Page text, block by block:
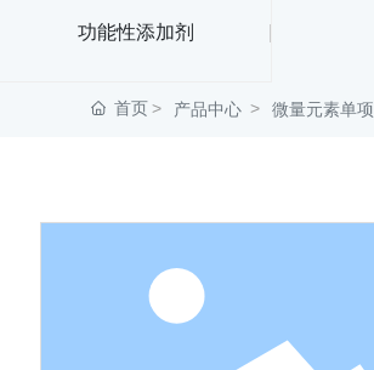
功能性添加剂
首页 产品中心 微量元素单项